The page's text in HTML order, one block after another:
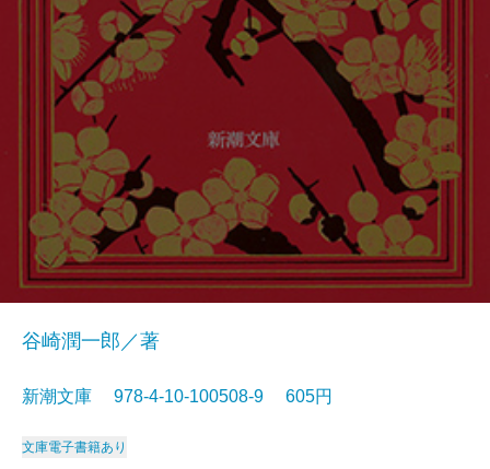
谷崎潤一郎／著
新潮文庫 978-4-10-100508-9 605円
文庫電子書籍あり